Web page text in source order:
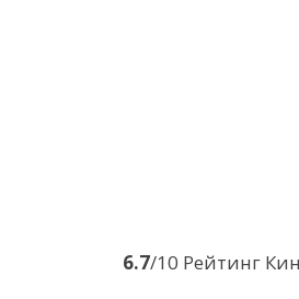
6.7/10 Рейтинг